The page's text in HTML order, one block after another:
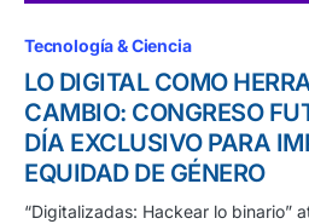
Tecnología & Ciencia
LO DIGITAL COMO
CAMBIO: CONGRESO
DÍA EXCLUSIVO PARA
EQUIDAD DE GÉNERO
“Digitalizadas: Hackear lo binario”